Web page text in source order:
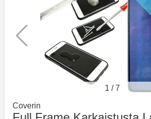
2 variantit
Merkitse blow
1 /7
Mene tuotemerkkisivulle
Coverin